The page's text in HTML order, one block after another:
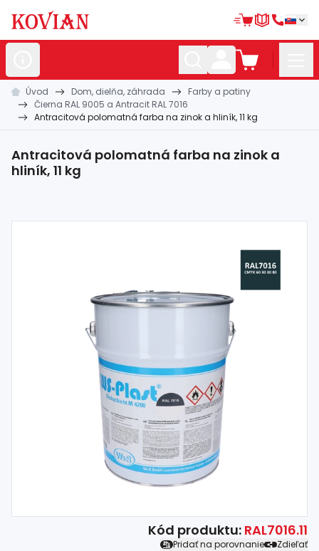
Nerezovépolotovary
Hliníkovépolotovary
Kovanépolotovary
Zábradlia a madlá
materiál
materiál
Úvod Dom, dielňa, záhrada
Farby a patiny
Čierna RAL 9005 a Antracit RAL 7016
Antracitová polomatná farba na zinok a hliník, 11 kg
Antracitová polomatná farba na zinok a
hliník, 11 kg
Kód produktu: RAL7016.11
Pridať na porovnanie Zdieľať